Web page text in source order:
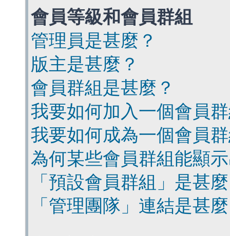
會員等級和會員群組
管理員是甚麼？
版主是甚麼？
會員群組是甚麼？
我要如何加入一個會員
我要如何成為一個會員
為何某些會員群組能顯
「預設會員群組」是甚
「管理團隊」連結是甚